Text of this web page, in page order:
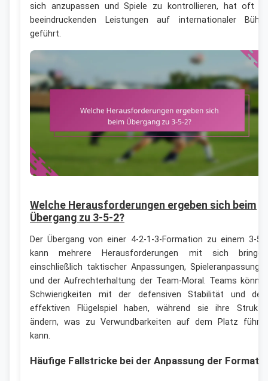
sich anzupassen und Spiele zu kontrollieren, hat oft
beeindruckenden Leistungen auf internationaler
geführt.
Welche Herausforderungen ergeben sich beim
Übergang zu 3-5-2?
Der Übergang von einer 4-2-1-3-Formation zu einem 3-5-
kann mehrere Herausforderungen mit sich
einschließlich taktischer Anpassungen,
und der Aufrechterhaltung der Team-Moral. Teams
Schwierigkeiten mit der defensiven Stabilität und
effektiven Flügelspiel haben, während sie ihre
ändern, was zu Verwundbarkeiten auf dem Platz
kann.
Häufige Fallstricke bei der Anpassung der